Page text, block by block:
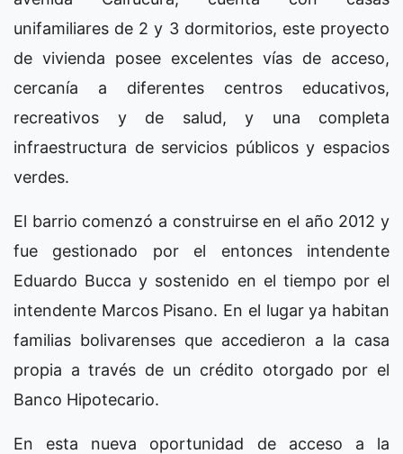
unifamiliares de 2 y 3 dormitorios, este proyecto
de vivienda posee excelentes vías de acceso,
cercanía a diferentes centros educativos,
recreativos y de salud, y una completa
infraestructura de servicios públicos y espacios
verdes.
El barrio comenzó a construirse en el año 2012 y
fue gestionado por el entonces intendente
Eduardo Bucca y sostenido en el tiempo por el
intendente Marcos Pisano. En el lugar ya habitan
familias bolivarenses que accedieron a la casa
propia a través de un crédito otorgado por el
Banco Hipotecario.
En esta nueva oportunidad de acceso a la